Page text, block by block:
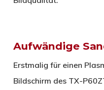
Aufwändige
Erstmalig für einen
Bildschirm des TX-